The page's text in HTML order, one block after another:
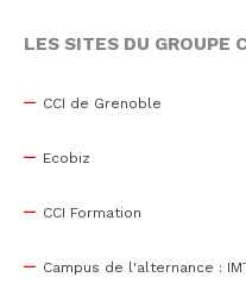
LES SITES DU GROUPE
CCI de Grenoble
Ecobiz
CCI Formation
Campus de l'alternance :